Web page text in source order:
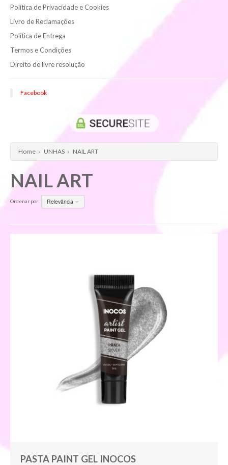
Política de Privacidade e Cookies
Livro de Reclamações
Política de Entrega
Termos e Condições
Direito de livre resolução
Facebook
Home › UNHAS › NAIL ART
NAIL ART
Ordenar por Relevância
PASTA PAINT GEL INOCOS